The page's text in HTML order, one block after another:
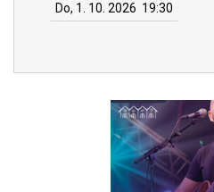
Do, 1. 10. 2026 19:30